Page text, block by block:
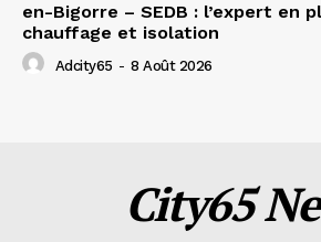
en-Bigorre – SEDB : l’expert en
chauffage et isolation
Adcity65 - 8 Août 2026
City65